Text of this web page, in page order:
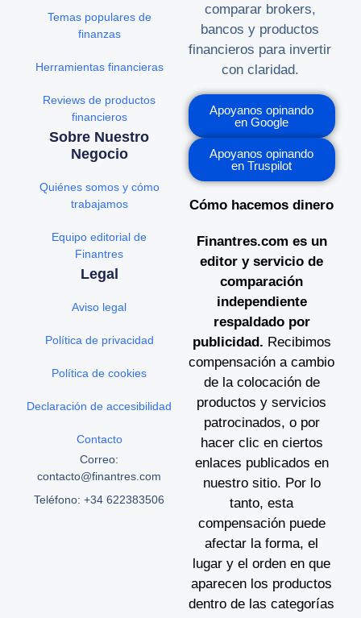
comparar brokers,
bancos y productos
financieros para invertir
con claridad.
Apoyanos opinando
en Google
Apoyanos opinando
en Truspilot
Cómo hacemos dinero
Finantres.com es un
editor y servicio de
comparación
independiente
respaldado por
publicidad. Recibimos
compensación a cambio
de la colocación de
productos y servicios
patrocinados, o por
hacer clic en ciertos
enlaces publicados en
nuestro sitio. Por lo
tanto, esta
compensación puede
afectar la forma, el
lugar y el orden en que
aparecen los productos
dentro de las categorías
Temas populares de
finanzas
Herramientas financieras
Reviews de productos
financieros
Sobre Nuestro
Negocio
Quiénes somos y cómo
trabajamos
Equipo editorial de
Finantres
Legal
Aviso legal
Política de privacidad
Política de cookies
Declaración de accesibilidad
Contacto
Correo:
contacto@finantres.com
Teléfono: +34 622383506